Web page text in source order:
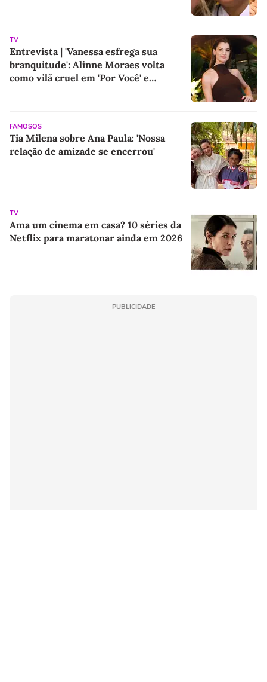
TV
Entrevista | 'Vanessa esfrega sua
branquitude': Alinne Moraes volta
como vilã cruel em 'Por Você' e
FAMOSOS
Tia Milena sobre Ana Paula: 'Nossa
relação de amizade se encerrou'
TV
Ama um cinema em casa? 10 séries da
Netflix para maratonar ainda em 2026
PUBLICIDADE